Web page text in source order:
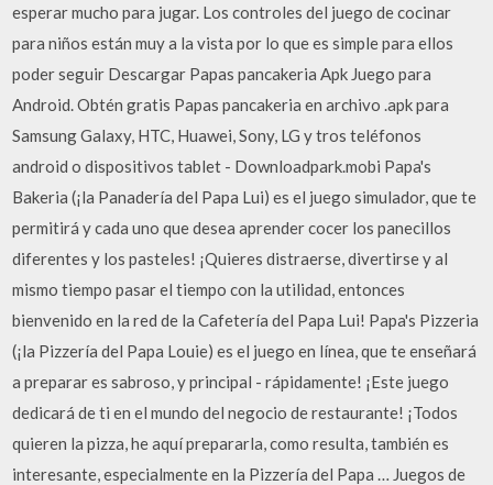
esperar mucho para jugar. Los controles del juego de cocinar
para niños están muy a la vista por lo que es simple para ellos
poder seguir Descargar Papas pancakeria Apk Juego para
Android. Obtén gratis Papas pancakeria en archivo .apk para
Samsung Galaxy, HTC, Huawei, Sony, LG y tros teléfonos
android o dispositivos tablet - Downloadpark.mobi Papa's
Bakeria (¡la Panadería del Papa Lui) es el juego simulador, que te
permitirá y cada uno que desea aprender cocer los panecillos
diferentes y los pasteles! ¡Quieres distraerse, divertirse y al
mismo tiempo pasar el tiempo con la utilidad, entonces
bienvenido en la red de la Cafetería del Papa Lui! Papa's Pizzeria
(¡la Pizzería del Papa Louie) es el juego en línea, que te enseñará
a preparar es sabroso, y principal - rápidamente! ¡Este juego
dedicará de ti en el mundo del negocio de restaurante! ¡Todos
quieren la pizza, he aquí prepararla, como resulta, también es
interesante, especialmente en la Pizzería del Papa … Juegos de